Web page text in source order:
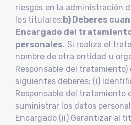
riesgos en la administración
los titulares; b) Deberes
Encargado del
personales. Si realiza el
nombre de otra entidad u
Responsable del tratamiento)
siguientes deberes: (i)
Responsable del tratamiento
suministrar los datos
Encargado (ii) Garantizar al